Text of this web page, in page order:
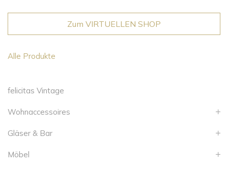
Zum VIRTUELLEN SHOP
Alle Produkte
felicitas Vintage
Wohnaccessoires
Gläser & Bar
Möbel